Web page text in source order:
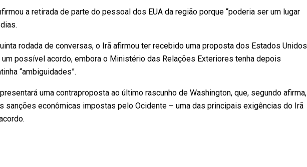
a retirada de parte do pessoal dos EUA da região porque “poderia ser um lugar
rodada de conversas, o Irã afirmou ter recebido uma proposta dos Estados Unidos
um possível acordo, embora o Ministério das Relações Exteriores tenha depois
“ambiguidades”.
uma contraproposta ao último rascunho de Washington, que, segundo afirma,
sanções econômicas impostas pelo Ocidente – uma das principais exigências do Irã